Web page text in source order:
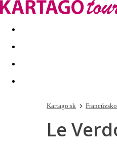
Last minute Dovolenkové
Kartago.sk Francúzsko
Le